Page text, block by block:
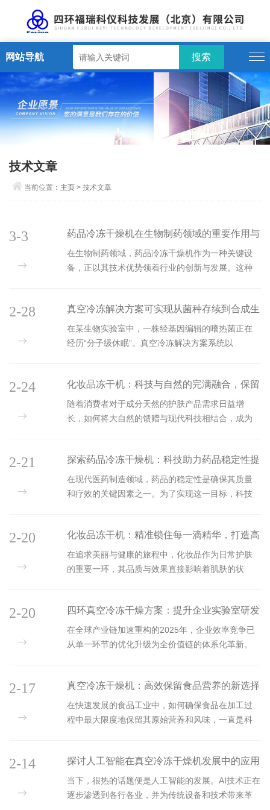
网站导航
技术文章
当前位置： 主页 > 技术文章
药品冷冻干燥机在生物制药领域的重要作用与
应用前景，领行业新发展
在生物制药领域，药品冷冻干燥机作为一种关键设
备，正以其技术优势领着行业的创新与发展。这种
性的同时，显著延长了其保存期限，提高了药品的
稳定性和安全性。一、在生物制药中的重要作用保
留药物活性成分生物制药品，如疫苗、酶制剂、抗
成分不受破坏。而药品冷冻干燥机通过低温冷冻和
真空干燥的方式，能够在不破坏药物活性成...
3-3
真空冷冻解决方案可实现从菌种存续到合成生
物学的多维突破
在某生物实验室中，一株经基因编辑的嗜热菌正在
经历“分子级休眠”。真空冷冻解决方案系统以
胞膜脂质相变损伤控制在3%以内，配合海藻糖-纳米
金复合保护剂，最终实现98.7%的存活率——较传统
冻干技术提升42个百分点。像四环提供的真空冷冻
冷阱捕获（捕水量4kg/批次），将Cas9蛋...
2-28
化妆品冻干机：科技与自然的完满融合，保留
天然精华，守护肌肤健康之源
随着消费者对于成分天然的护肤产品需求日益增
长，如何将大自然的馈赠与现代科技相结合，成为
它不仅有效保留了植物的天然精华，更为守护肌肤
健康之源提供了强有力的支持。化妆品冻干机，顾
名思义，是一种利用低温冷冻干燥技术处理化妆品
分结冰；随后，在真空环境下，通过升温使冰晶直
接升华成水蒸气，从而去除原料中的水分...
2-24
探索药品冷冻干燥机：科技助力药品稳定性提
升
在现代医药制造领域，药品的稳定性是确保其质量
和疗效的关键因素之一。为了实现这一目标，科技
的设备，正以其优势，在保障药品品质、延长保质
期、提高生物活性等方面发挥着重要的作用。此冷
冻干燥机的工作原理基于水的三态变化，即液态、
冻阶段，待干燥的药品溶液或悬浮液被置于低温环
境中，使其中的水分迅速冻结成冰晶。此阶段...
2-21
化妆品冻干机：精准锁住每一滴精华，打造高
品质护肤体验，让肌肤焕发新生
在追求美丽与健康的旅程中，化妆品作为日常护肤
的重要一环，其品质与效果直接影响着肌肤的状
影响护肤效果。为了解决这一难题，化妆品冻干机
应运而生，以其技术优势，精准锁住每一滴精华，
为消费者带来高品质护肤体验。此冻干机是一种利
华水分，从而去除产品中的水分，同时保留其活性
成分和原有结构。这一过程不仅有效避免了高温...
2-20
四环真空冷冻干燥方案：提升企业实验室研发
效率的关键驱动力
在全球产业链加速重构的2025年，企业效率竞争已
从单一环节的优化升级为全价值链的体系化革新。
中，悄然掀起一场静默的效率革命。这套系统不再
局限于传统冻干设备的功能性替代，而是通过量子
级工艺控制、数据神经网络与生态化协同的深度结
效、稳定且可控的样品处理过程。在实验室研发
中，样品往往需要长时间保存或在特定条件下...
2-20
真空冷冻干燥机：高效保留食品营养的新选择
在快速发展的食品工业中，如何确保食品在加工过
程中最大限度地保留其原始营养和风味，一直是科
著的营养保留效果，逐渐成为了市场上的新宠。本
文将深入探讨它的工作原理、技术特点以及其在高
效保留食品营养方面的优势。真空冷冻干燥机，又
2-17
探讨人工智能在真空冷冻干燥机发展中的应用
前景
当下，很热的话题便是人工智能的发展。AI技术正在
逐步渗透到各行各业，并为传统设备和技术带来革
2-14